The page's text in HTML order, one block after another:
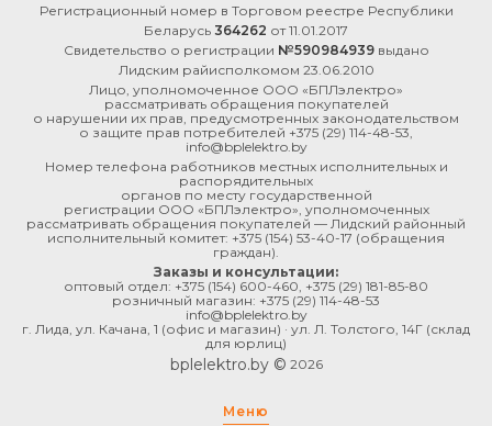
Регистрационный номер в Торговом реестре Республики
Беларусь 364262 от 11.01.2017
Свидетельство о регистрации №590984939выдано
Лидским райисполкомом 23.06.2010
Лицо, уполномоченное ООО «БПЛэлектро»
рассматривать обращения покупателей
о нарушении их прав, предусмотренных законодательством
о защите прав потребителей +375 (29) 114-48-53
info@bplelektro.by
Номер телефона работников местных исполнительных и
распорядительных
органов по месту государственной
регистрации ООО «БПЛэлектро», уполномоченных
рассматривать обращения покупателей — Лидский районный
исполнительный комитет: +375 (154) 53-40-17 (обращения
граждан).
Заказы и консультации:
оптовый отдел: +375 (154) 600-460 +375 (29) 181-85-80
розничный магазин: +375 (29) 114-48-53
info@bplelektro.by
г. Лида, ул. Качана, 1 (офис и магазин) · ул. Л. Толстого, 14Г (склад
для юрлиц)
bplelektro.by © 2026
Меню